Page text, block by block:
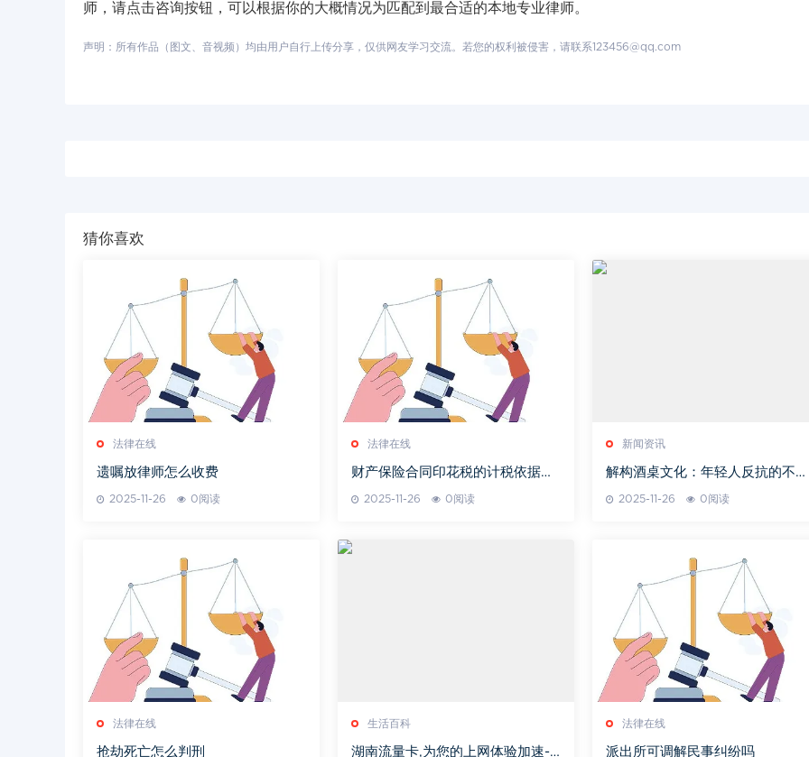
师，请点击咨询按钮，可以根据你的大概情况为匹配到最合适的本地专业律师。
声明：所有作品（图文、音视频）均由用户自行上传分享，仅供网友学习交流。若您的权利被侵害，请联系123456@qq.com
猜你喜欢
法律在线
遗嘱放律师怎么收费
2025-11-26 0阅读
法律在线
财产保险合同印花税的计税依据是
2025-11-26 0阅读
新闻资讯
解构酒桌文化：年轻人反抗的不仅
是酒更是权力结构
2025-11-26 0阅读
法律在线
抢劫死亡怎么判刑
生活百科
湖南流量卡,为您的上网体验加速-
法律在线
派出所可调解民事纠纷吗